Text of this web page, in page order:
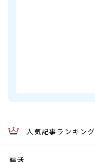
人気記事ランキング